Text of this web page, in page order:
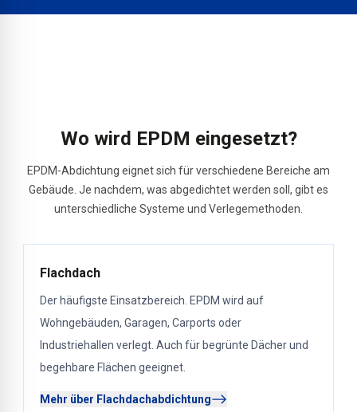
Wo wird EPDM eingesetzt?
EPDM-Abdichtung eignet sich für verschiedene Bereiche am
Gebäude. Je nachdem, was abgedichtet werden soll, gibt es
unterschiedliche Systeme und Verlegemethoden.
Flachdach
Der häufigste Einsatzbereich. EPDM wird auf
Wohngebäuden, Garagen, Carports oder
Industriehallen verlegt. Auch für begrünte Dächer und
begehbare Flächen geeignet.
Mehr über Flachdachabdichtung